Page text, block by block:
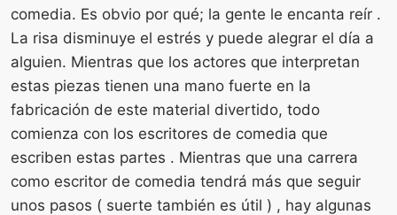
comedia. Es obvio por qué; la gente le encanta reír .
La risa disminuye el estrés y puede alegrar el día a
alguien. Mientras que los actores que interpretan
estas piezas tienen una mano fuerte en la
fabricación de este material divertido, todo
comienza con los escritores de comedia que
escriben estas partes . Mientras que una carrera
como escritor de comedia tendrá más que seguir
unos pasos ( suerte también es útil ) , hay algunas